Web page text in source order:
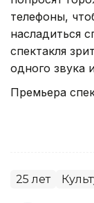
телефоны,
насладиться
спектакля
одного звука
Премьера
25 лет